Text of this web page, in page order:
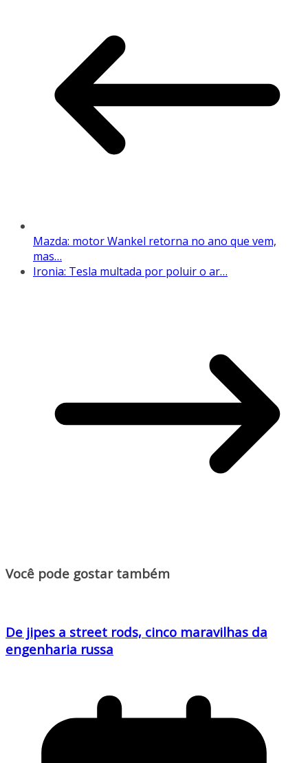
Mazda: motor Wankel retorna no ano que vem,
mas…
Ironia: Tesla multada por poluir o ar…
Você pode gostar também
De jipes a street rods, cinco maravilhas da
engenharia russa